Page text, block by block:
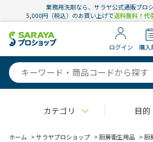
業務用洗剤なら、サラヤ公式通販プロ
5,000円（税込）のお買い上げで送料無料！代
ログイン 購入
カテゴリ 目
ホーム >サラヤプロショップ > 厨房衛生用品 > 厨